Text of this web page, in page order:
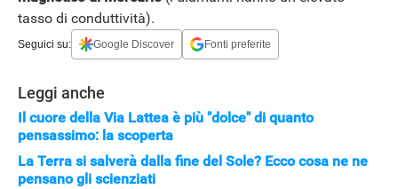
tasso di conduttività).
Seguici su: Google Discover Fonti preferite
Leggi anche
Il cuore della Via Lattea è più "dolce" di quanto
pensassimo: la scoperta
La Terra si salverà dalla fine del Sole? Ecco cosa ne ne
pensano gli scienziati